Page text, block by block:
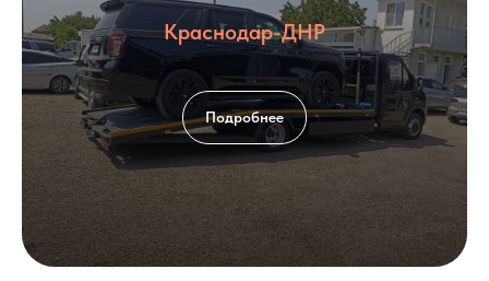
Краснодар-ДНР
Подробнее